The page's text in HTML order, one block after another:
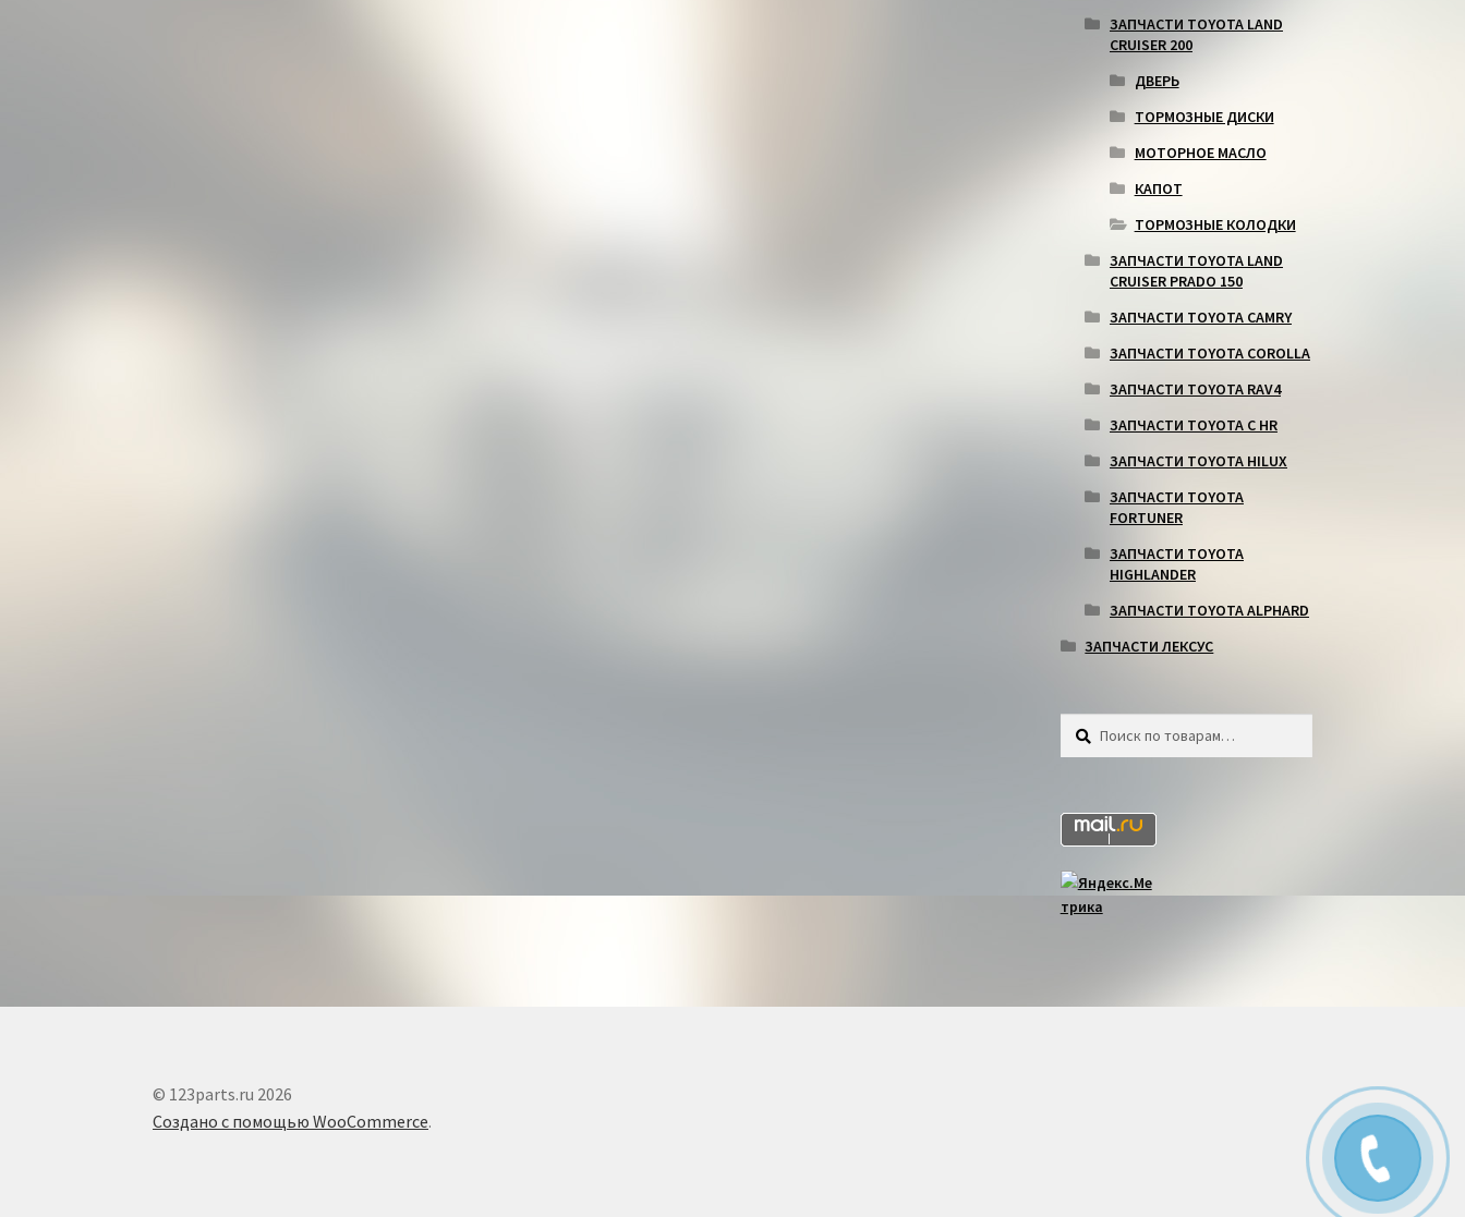
ЗАПЧАСТИ TOYOTA LAND
CRUISER 200
ДВЕРЬ
ТОРМОЗНЫЕ ДИСКИ
МОТОРНОЕ МАСЛО
КАПОТ
ТОРМОЗНЫЕ КОЛОДКИ
ЗАПЧАСТИ TOYOTA LAND
CRUISER PRADO 150
ЗАПЧАСТИ TOYOTA CAMRY
ЗАПЧАСТИ TOYOTA COROLLA
ЗАПЧАСТИ TOYOTA RAV4
ЗАПЧАСТИ TOYOTA C HR
ЗАПЧАСТИ TOYOTA HILUX
ЗАПЧАСТИ TOYOTA
FORTUNER
ЗАПЧАСТИ TOYOTA
HIGHLANDER
ЗАПЧАСТИ TOYOTA ALPHARD
ЗАПЧАСТИ ЛЕКСУС
Искать:
Поиск
© 123parts.ru 2026
Создано с помощью WooCommerce.